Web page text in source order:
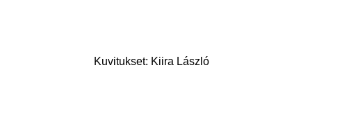
Kuvitukset: Kiira László